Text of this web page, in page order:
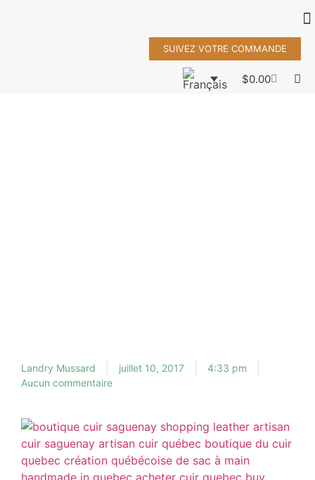
SUIVEZ VOTRE COMMANDE
$0.00
Landry Mussard juillet 10, 2017
4:33 pm
Aucun commentaire